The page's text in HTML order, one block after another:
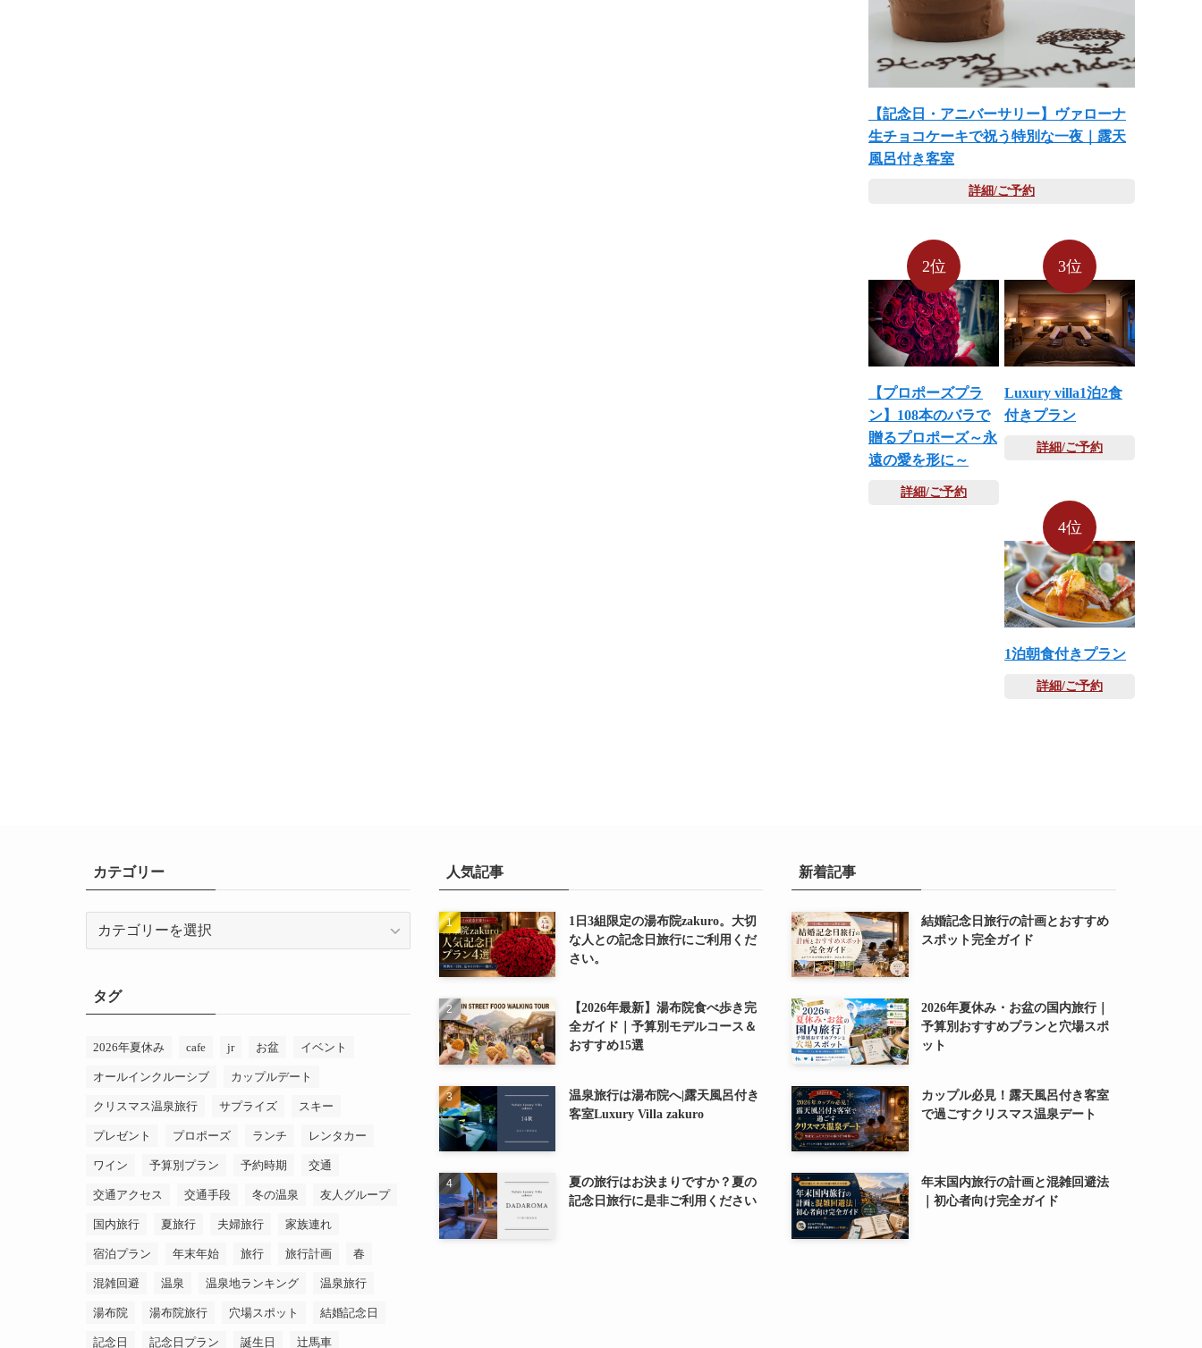
【記念日・アニバーサリー】ヴァローナ
生チョコケーキで祝う特別な一夜｜露天
風呂付き客室
詳細/ご予約
2位
【プロポーズプラ
ン】108本のバラで
贈るプロポーズ～永
遠の愛を形に～
詳細/ご予約
3位
Luxury villa1泊2食
付きプラン
詳細/ご予約
4位
1泊朝食付きプラン
詳細/ご予約
カテゴリー
リ
ー
タグ
2026年夏休み cafe jr お盆 イベント
オールインクルーシブ カップルデート
クリスマス温泉旅行 サプライズ スキー
プレゼント プロポーズ ランチ レンタカー
ワイン 予算別プラン 予約時期 交通
交通アクセス 交通手段 冬の温泉 友人グループ
国内旅行 夏旅行 夫婦旅行 家族連れ
宿泊プラン 年末年始 旅行 旅行計画 春
混雑回避 温泉 温泉地ランキング 温泉旅行
湯布院 湯布院旅行 穴場スポット 結婚記念日
記念日 記念日プラン 誕生日 辻馬車
人気記事
1日3組限定の湯布院zakuro。大切
な人との記念日旅行にご利用くだ
さい。
【2026年最新】湯布院食べ歩き完
全ガイド｜予算別モデルコース＆
おすすめ15選
温泉旅行は湯布院へ|露天風呂付き
客室Luxury Villa zakuro
夏の旅行はお決まりですか？夏の
記念日旅行に是非ご利用ください
新着記事
結婚記念日旅行の計画とおすすめ
スポット完全ガイド
2026年夏休み・お盆の国内旅行｜
予算別おすすめプランと穴場スポ
ット
カップル必見！露天風呂付き客室
で過ごすクリスマス温泉デート
年末国内旅行の計画と混雑回避法
｜初心者向け完全ガイド